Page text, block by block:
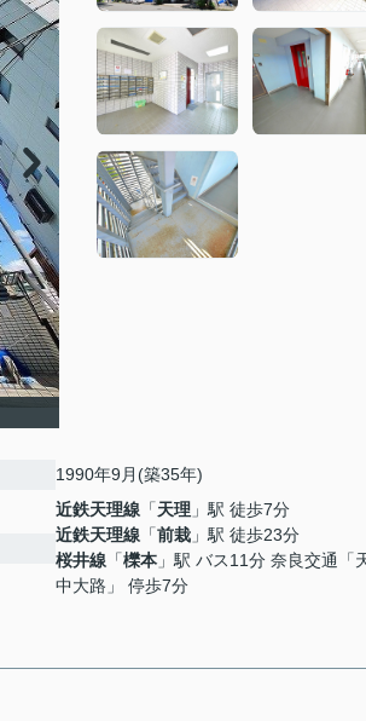
1990年9月(築35年)
近鉄天理線 「天理 」駅 徒歩7分
近鉄天理線 「前栽 」駅 徒歩23分
桜井線 「櫟本 」駅 バス11分 奈良交通「
中大路」 停歩7分